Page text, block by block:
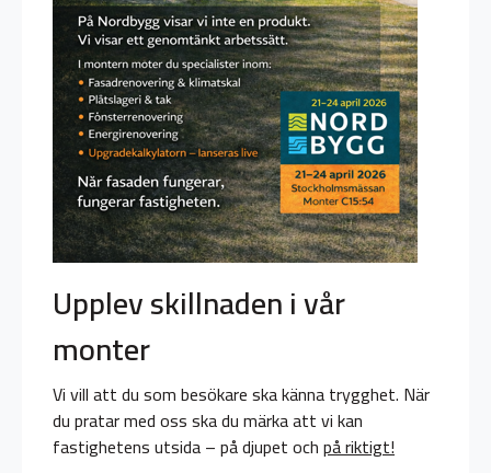
Upplev skillnaden i vår
monter
Vi vill att du som besökare ska känna trygghet. När
du pratar med oss ska du märka att vi kan
fastighetens utsida – på djupet ochpå riktigt!